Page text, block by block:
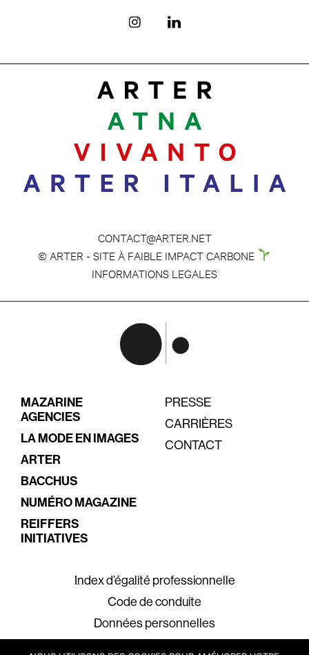
CONTACT@ARTER.NET
© ARTER - SITE À FAIBLE IMPACT CARBONE
INFORMATIONS LEGALES
MAZARINE
AGENCIES
LA MODE EN IMAGES
ARTER
BACCHUS
NUMÉRO MAGAZINE
REIFFERS
INITIATIVES
PRESSE
CARRIÈRES
CONTACT
Index d’égalité professionnelle
Code de conduite
Données personnelles